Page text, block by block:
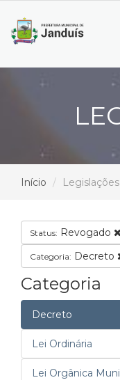
Início Legislações
Status: Revogado
Categoria: Decreto
Categoria
Decreto
Lei Ordinária
Lei Orgânica